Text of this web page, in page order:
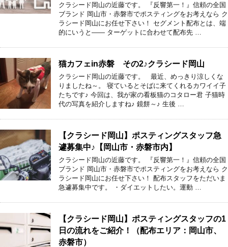
クラシード岡山の近藤です。 『反響第一！』信頼の全国
ブランド 岡山市・赤磐市でポスティングをお考えなら ク
ラシード岡山にお任せ下さい！ セグメント配布とは、端
的にいうと―― ターゲットに合わせて配布先 …
猫カフェin赤磐 その2♪クラシード岡山
クラシード岡山の近藤です。 最近、めっきり涼しくな
りましたね～。 寝ているとそばに来てくれるカワイイ子
たちです♪ 今回は、我が家の看板猫のコタロー君 子猫時
代の写真を紹介しますね♪ 鏡餅～♪ 生後 …
【クラシード岡山】ポスティングスタッフ急
遽募集中♪【岡山市・赤磐市内】
クラシード岡山の近藤です。 『反響第一！』信頼の全国
ブランド 岡山市・赤磐市でポスティングをお考えなら ク
ラシード岡山にお任せ下さい！ 配布スタッフをただいま
急遽募集中です。 ・ダイエットしたい。運動 …
【クラシード岡山】ポスティングスタッフの1
日の流れをご紹介！（配布エリア：岡山市、
赤磐市）